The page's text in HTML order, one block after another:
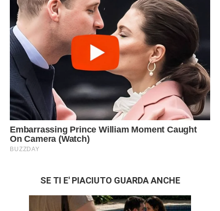
SE TI E' PIACIUTO GUARDA ANCHE